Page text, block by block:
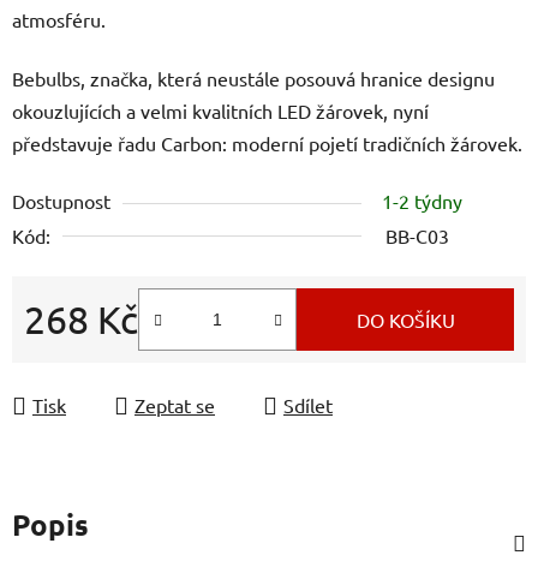
atmosféru.
Bebulbs, značka, která neustále posouvá hranice designu
okouzlujících a velmi kvalitních LED žárovek, nyní
představuje řadu Carbon: moderní pojetí tradičních žárovek.
Dostupnost
1-2 týdny
Kód:
BB-C03
268 Kč DO KOŠÍKU
Tisk Zeptat se Sdílet
Popis